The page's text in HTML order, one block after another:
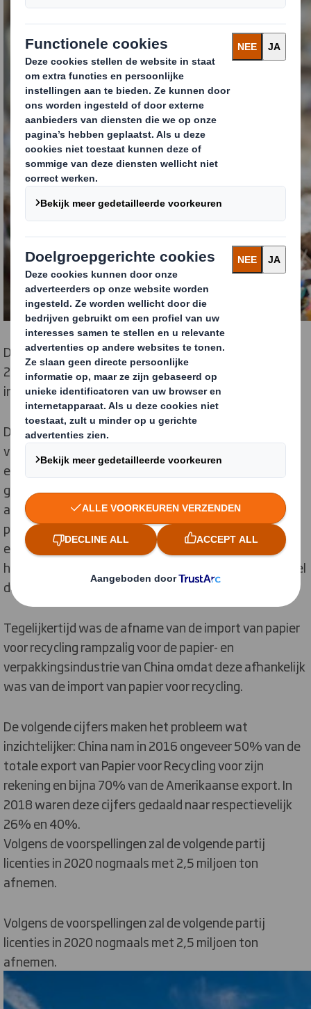
Dit alles veranderde op het moment dat China eind
2015 besloot om nieuwe kwaliteits standaard en
inspectieregels in te voeren.
De import van Papier voor Recycling naar China daalde
vrijwel onmiddellijk met 34% en dit creëerde een
exportkloof die aan beide kanten van de wereld grote
gevolgen had. Terwijl exporteurs verwoed de wereld
afzochten naar nieuwe kopers, kochten
papierfabrieken in de rest van Zuidoost- Azië het
enorme volume papier voor recycling waarvan ze
hadden toegezegd dit te accepteren, en waar ze al snel
door werden overspoeld.
Tegelijkertijd was de afname van de import van papier
voor recycling rampzalig voor de papier- en
verpakkingsindustrie van China omdat deze afhankelijk
was van de import van papier voor recycling.
De volgende cijfers maken het probleem wat
inzichtelijker: China nam in 2016 ongeveer 50% van de
totale export van Papier voor Recycling voor zijn
rekening en bijna 70% van de Amerikaanse export. In
2018 waren deze cijfers gedaald naar respectievelijk
26% en 40%.
Volgens de voorspellingen zal de volgende partij
licenties in 2020 nogmaals met 2,5 miljoen ton
afnemen.
Volgens de voorspellingen zal de volgende partij
licenties in 2020 nogmaals met 2,5 miljoen ton
afnemen.